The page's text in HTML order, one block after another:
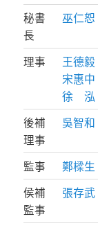
秘書
長
巫仁恕
理事 王德毅
宋惠中
徐 泓
後補
理事
吳智和
監事 鄭樑生
侯補
監事
張存武